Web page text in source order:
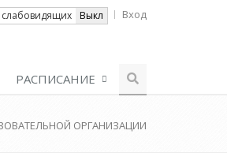
Выкл Вход
РАСПИСАНИЕ
ОРГАНИЗАЦИИ